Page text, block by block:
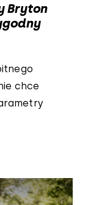
Bryton
chce